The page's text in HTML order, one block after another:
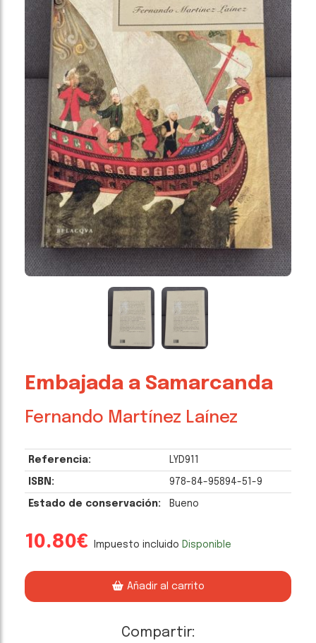
Embajada a Samarcanda
Fernando Martínez Laínez
Referencia: LYD911
ISBN: 978-84-95894-51-9
Estado de conservación: Bueno
10.80€ Impuesto incluido Disponible
Añadir al carrito
Compartir: